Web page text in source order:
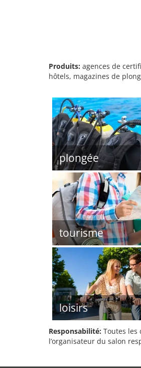
Produits: agences de
hôtels, magazines de
plongée
tourisme
loisirs
Responsabilité: Toutes les
l’organisateur du salon